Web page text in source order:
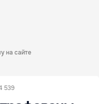
на сайте
539